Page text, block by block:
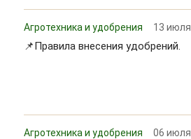
Агротехника и удобрения 13 июля
📌Правила внесения удобрений.
Агротехника и удобрения 06 июля